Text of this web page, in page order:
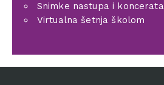
Snimke nastupa i koncerata
Virtualna šetnja školom